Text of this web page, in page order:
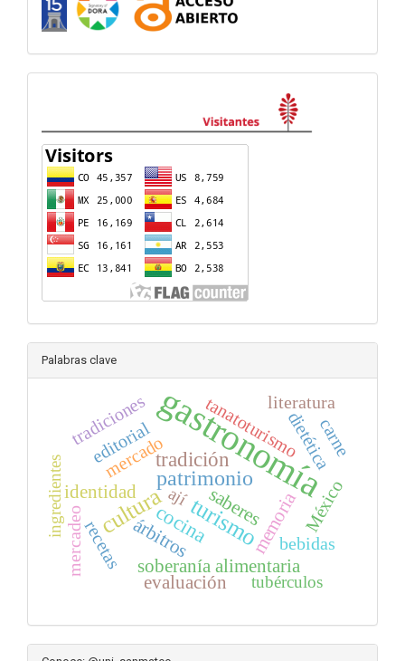
Palabras clave
gastronomía
turismo
cultura
patrimonio
cocina
tradición
árbitros
saberes
soberanía alimentaria
identidad memoria
evaluación
bebidas
México
dietética
mercado
recetas
mercadeo
tanatoturismo
editorial
tradiciones literatura
carne
tubérculos
ají
ingredientes